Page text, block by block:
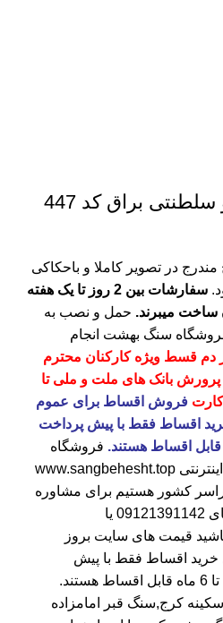
براق کد 447
در تصویر کاملا و باحکاکی
سفارشات بین 2 روز تا یک هفته
ساخت میبرند. حمل و نصب به
سنگ بهشت انجام
قسط ویژه کارکنان محترم
بانک های ملت و ملی تا
فروش اقساط برای عموم
اقساط فقط با پیش پرداخت
فروشگاه
www.sangbehesht.top
کشور هستیم برای مشاوره
09121391142 یا
قیمت های سایت بروز
خرید اقساط فقط با پیش
کرج,سنگ قبر امامزاده